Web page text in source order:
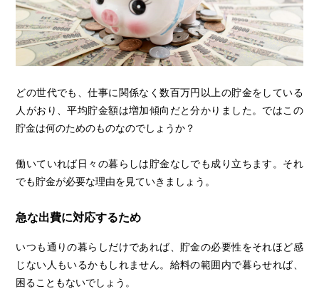
どの世代でも、仕事に関係なく数百万円以上の貯金をしている
人がおり、平均貯金額は増加傾向だと分かりました。ではこの
貯金は何のためのものなのでしょうか？
働いていれば日々の暮らしは貯金なしでも成り立ちます。それ
でも貯金が必要な理由を見ていきましょう。
急な出費に対応するため
いつも通りの暮らしだけであれば、貯金の必要性をそれほど感
じない人もいるかもしれません。給料の範囲内で暮らせれば、
困ることもないでしょう。